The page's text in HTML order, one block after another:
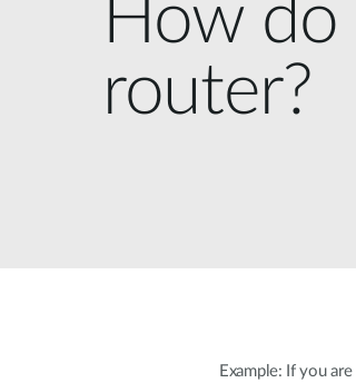
How do
router?
Example: If you